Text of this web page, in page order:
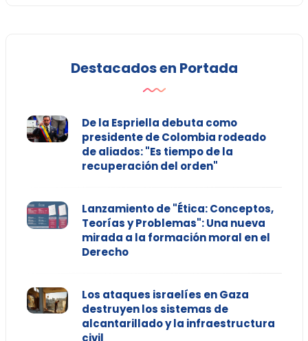
Destacados en Portada
De la Espriella debuta como
presidente de Colombia rodeado
de aliados: "Es tiempo de la
recuperación del orden"
Lanzamiento de "Ética: Conceptos,
Teorías y Problemas": Una nueva
mirada a la formación moral en el
Derecho
Los ataques israelíes en Gaza
destruyen los sistemas de
alcantarillado y la infraestructura
civil